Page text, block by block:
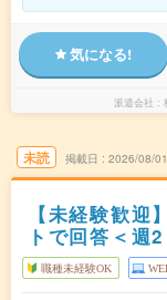
気になる!
派遣会社
未読 掲載日 2026/08/01
【未経験歓迎
トで回答＜週2
職種未経験OK